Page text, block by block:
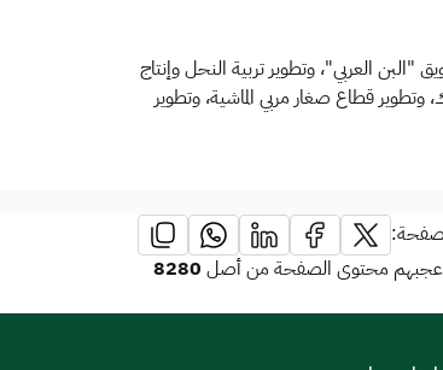
تشمل: تطوير وإنتاج وتصنيع وتسويق "البن العربي"، وتطوير تربية النحل وإنتاج
وتطوير قطاع صغار مربي الماشية، وتطوير
أعجبهم محتوى الصفحة من أصل8280